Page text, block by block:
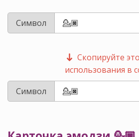
Символ
Скопируйте
использования в
Символ